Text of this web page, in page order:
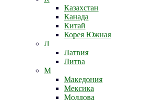
Казахстан
Канада
Китай
Корея Южная
Л
Латвия
Литва
М
Македония
Мексика
Молдова